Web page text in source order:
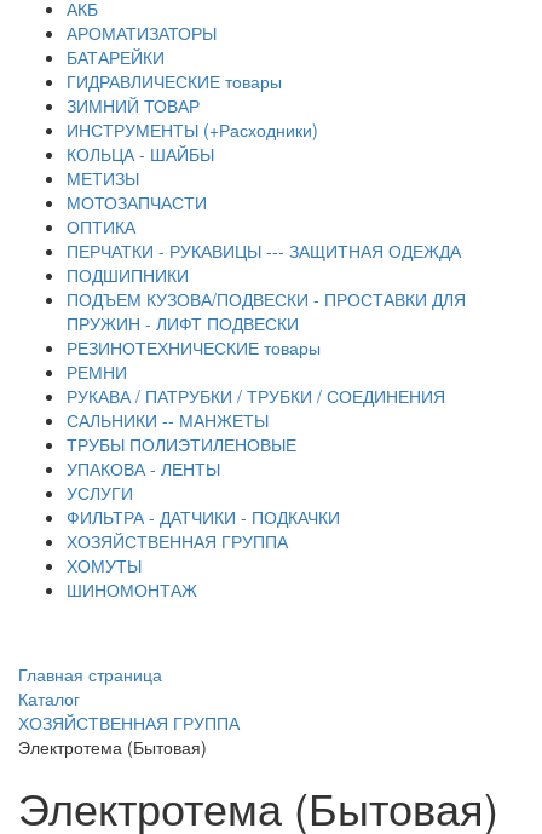
АКБ
АРОМАТИЗАТОРЫ
БАТАРЕЙКИ
ГИДРАВЛИЧЕСКИЕ товары
ЗИМНИЙ ТОВАР
ИНСТРУМЕНТЫ (+Расходники)
КОЛЬЦА - ШАЙБЫ
МЕТИЗЫ
МОТОЗАПЧАСТИ
ОПТИКА
ПЕРЧАТКИ - РУКАВИЦЫ --- ЗАЩИТНАЯ ОДЕЖДА
ПОДШИПНИКИ
ПОДЪЕМ КУЗОВА/ПОДВЕСКИ - ПРОСТАВКИ ДЛЯ
ПРУЖИН - ЛИФТ ПОДВЕСКИ
РЕЗИНОТЕХНИЧЕСКИЕ товары
РЕМНИ
РУКАВА / ПАТРУБКИ / ТРУБКИ / СОЕДИНЕНИЯ
САЛЬНИКИ -- МАНЖЕТЫ
ТРУБЫ ПОЛИЭТИЛЕНОВЫЕ
УПАКОВА - ЛЕНТЫ
УСЛУГИ
ФИЛЬТРА - ДАТЧИКИ - ПОДКАЧКИ
ХОЗЯЙСТВЕННАЯ ГРУППА
ХОМУТЫ
ШИНОМОНТАЖ
Главная страница
Каталог
ХОЗЯЙСТВЕННАЯ ГРУППА
Электротема (Бытовая)
Электротема (Бытовая)